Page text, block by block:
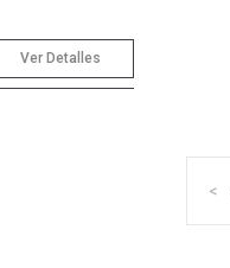
Ver Detalles